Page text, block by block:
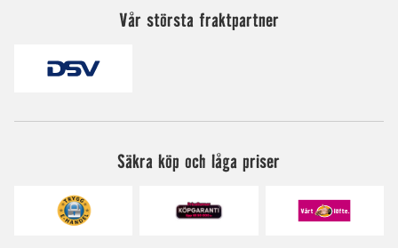
Vår största fraktpartner
Säkra köp och låga priser